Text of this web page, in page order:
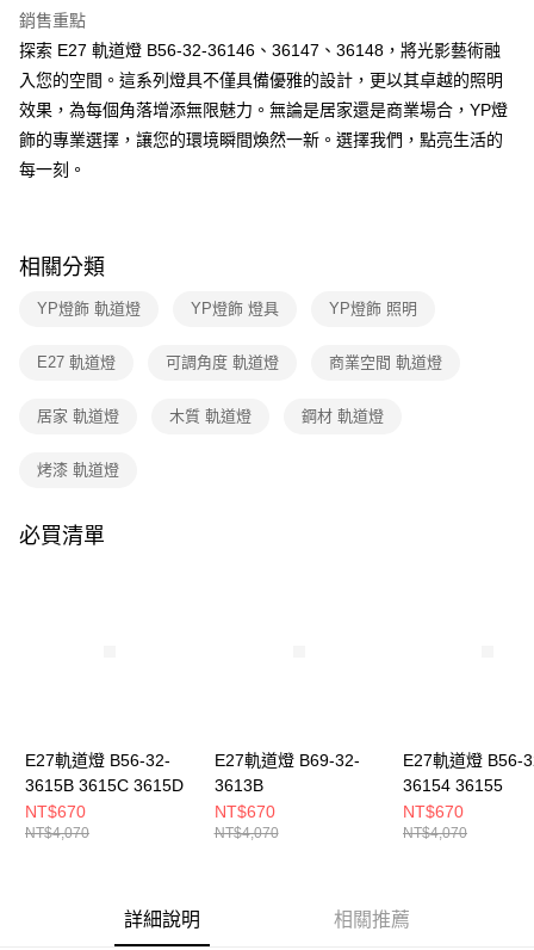
全盈+PAY
AFTEE先享後付
相關說明
【關於「AFTEE先享後付」】
AFTEE先享後付是「在收到商品之後才付款」的支付方式。 讓您購物簡單
便利好安心！
１．簡單：不需註冊會員、不需綁卡、不需儲值。
【「AFTEE先享後付」結帳流程】
１．於結帳方式選擇「AFTEE先享後付」後，將跳轉至「AFTEE先享後付」
結帳頁面，進行簡訊認證並確認金額後，即可完成結帳。
ATM／網路銀行／等多元方式進行付款，方視為交易完成。
購買商品的店家。未經商家同意取消之訂單仍視為有效，需透過AFTEE先享
是否繳費成功／繳費後需取消欲退款等相關疑問，請聯繫「AFTEE先享後付
【注意事項】
時審查核予不同之上限額度；若仍有額度不足之情形，本公司將視審查結果
５．嚴禁一人註冊多個帳號或使用他人資訊註冊。若發現惡意使用之情形，
恩沛科技股份有限公司將有權停止該用戶之使用額度並採取法律行動。
每筆NT$180，滿NT$5,000(含以上)免運費
銷售重點
探索 E27 軌道燈 B56-32-36146、36147、36148，將光影藝術融
入您的空間。這系列燈具不僅具備優雅的設計，更以其卓越的照明
效果，為每個角落增添無限魅力。無論是居家還是商業場合，YP燈
飾的專業選擇，讓您的環境瞬間煥然一新。選擇我們，點亮生活的
每一刻。
相關分類
YP燈飾 軌道燈 YP燈飾 燈具 YP燈飾 照明
E27 軌道燈 可調角度 軌道燈 商業空間 軌道燈
居家 軌道燈 木質 軌道燈 鋼材 軌道燈
烤漆 軌道燈
必買清單
E27軌道燈 B56-32-
3615B 3615C 3615D
NT$670
NT$4,070
E27軌道燈 B69-32-
3613B
NT$670
NT$4,070
E27軌道燈 B56-
36154 36155
NT$670
NT$4,070
詳細說明 相關推薦